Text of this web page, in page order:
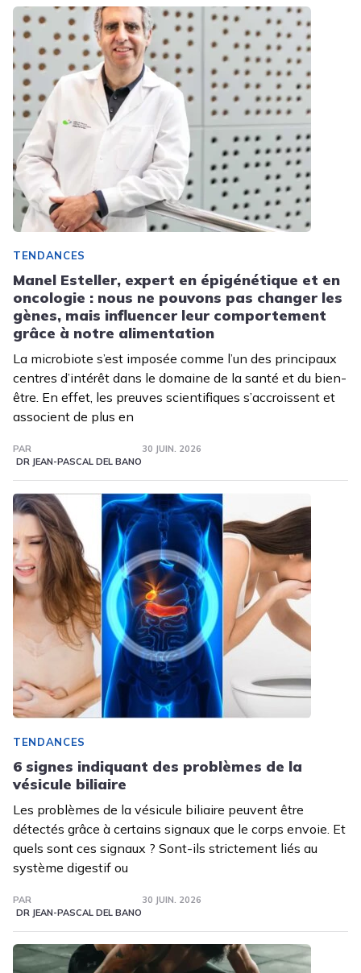
TENDANCES
Manel Esteller, expert en épigénétique et en
oncologie : nous ne pouvons pas changer les
gènes, mais influencer leur comportement
grâce à notre alimentation
La microbiote s’est imposée comme l’un des principaux
centres d’intérêt dans le domaine de la santé et du bien-
être. En effet, les preuves scientifiques s’accroissent et
associent de plus en
PAR
DR JEAN-PASCAL DEL BANO
30 JUIN. 2026
TENDANCES
6 signes indiquant des problèmes de la
vésicule biliaire
Les problèmes de la vésicule biliaire peuvent être
détectés grâce à certains signaux que le corps envoie. Et
quels sont ces signaux ? Sont-ils strictement liés au
système digestif ou
PAR
DR JEAN-PASCAL DEL BANO
30 JUIN. 2026